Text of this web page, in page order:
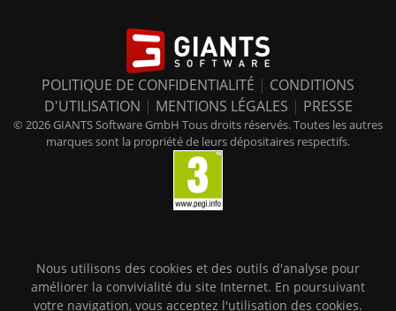
POLITIQUE DE CONFIDENTIALITÉ | CONDITIONS
D'UTILISATION | MENTIONS LÉGALES | PRESSE
© 2026 GIANTS Software GmbH Tous droits réservés. Toutes les autres
marques sont la propriété de leurs dépositaires respectifs.
Nous utilisons des cookies et des outils d'analyse pour
améliorer la convivialité du site Internet. En poursuivant
votre navigation, vous acceptez l'utilisation des cookies.